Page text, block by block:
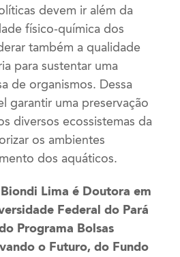
devem ir além da
físico-química dos
também a qualidade
para sustentar uma
de organismos. Dessa
garantir uma preservação
diversos ecossistemas da
os ambientes
dos aquáticos.
Lima é Doutora em
Federal do Pará
Programa Bolsas
o Futuro, do Fundo